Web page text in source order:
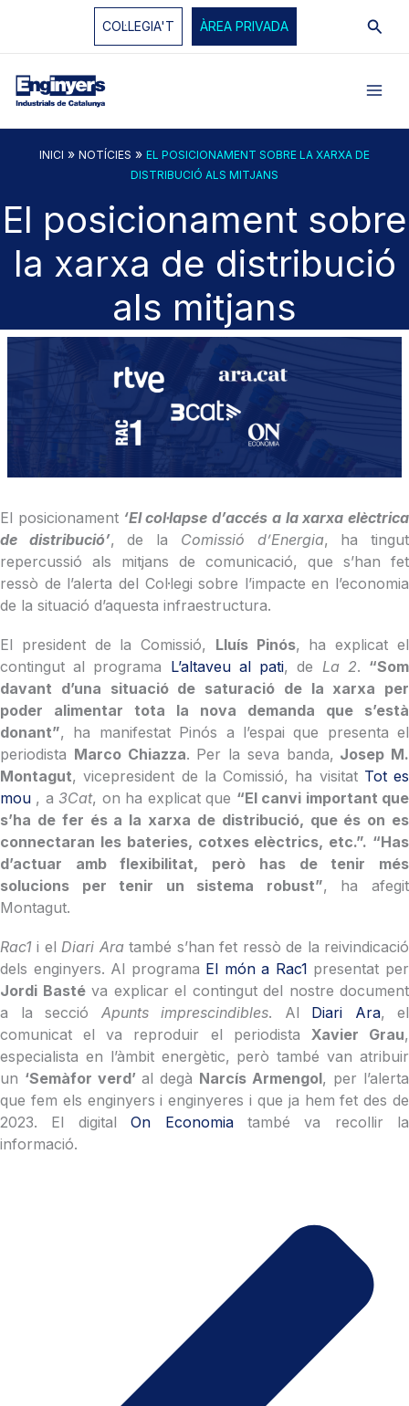
COL·LEGIA'T ÀREA PRIVADA
INICI » NOTÍCIES » EL POSICIONAMENT SOBRE LA XARXA DE
DISTRIBUCIÓ ALS MITJANS
El posicionament sobre
la xarxa de distribució
als mitjans
El posicionament‘El col·lapse d’accés a la xarxa elèctrica
de distribució’, de la Comissió d’Energia, ha tingut
repercussió als mitjans de comunicació, que s’han fet
ressò de l’alerta del Col·legi sobre l’impacte en l’economia
de la situació d’aquesta infraestructura.
El president de la Comissió, Lluís Pinós, ha explicat el
contingut al programa L’altaveu al pati, de La 2. “Som
davant d’una situació de saturació de la xarxa per
poder alimentar tota la nova demanda que s’està
donant”, ha manifestat Pinós a l’espai que presenta el
periodista Marco Chiazza. Per la seva banda, Josep M.
Montagut, vicepresident de la Comissió, ha visitat Tot es
mou , a3Cat, on ha explicat que “El canvi important que
s’ha de fer és a la xarxa de distribució, que és on es
connectaran les bateries, cotxes elèctrics, etc.”. “Has
d’actuar amb flexibilitat, però has de tenir més
solucions per tenir un sistema robust”, ha afegit
Montagut.
Rac1 i elDiari Aratambé s’han fet ressò de la reivindicació
dels enginyers. Al programa El món a Rac1 presentat per
Jordi Bastéva explicar el contingut del nostre document
a la secció Apunts imprescindibles. Al Diari Ara, el
comunicat el va reproduir el periodista Xavier Grau,
especialista en l’àmbit energètic, però també van atribuir
un ‘Semàfor verd’ al degà Narcís Armengol, per l’alerta
que fem els enginyers i enginyeres i que ja hem fet des de
2023. El digitalOn Economiatambé va recollir la
informació.